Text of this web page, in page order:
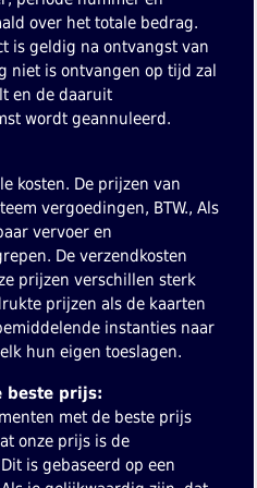
over het totale bedrag.
is geldig na ontvangst van
niet is ontvangen op tijd zal
en de daaruit
wordt geannuleerd.
kosten. De prijzen van
vergoedingen, BTW., Als
vervoer en
De verzendkosten
prijzen verschillen sterk
prijzen als de kaarten
instanties naar
hun eigen toeslagen.
beste prijs:
met de beste prijs
onze prijs is de
is gebaseerd op een